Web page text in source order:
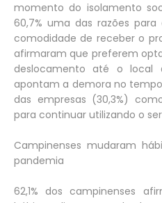
momento do isolamento
60,7% uma das razões
comodidade de receber o
afirmaram que preferem
deslocamento até o local
apontam a demora no
das empresas (30,3%)
para continuar utilizando o
Campinenses mudaram
pandemia
62,1% dos campinenses